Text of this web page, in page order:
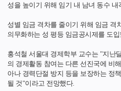
성을 높이기 위해 임기 내 남녀 동수
성별 임금 격차를 줄이기 위해 임금 격
의무화하는 성 평등 임금공시제를 도
홍석철 서울대 경제학부 교수는 "지난
의 경제활동 참여는 다른 선진국에 비
아나 경력단절 방지 등을 보장하는 정
될 것"이라고 전망했다.